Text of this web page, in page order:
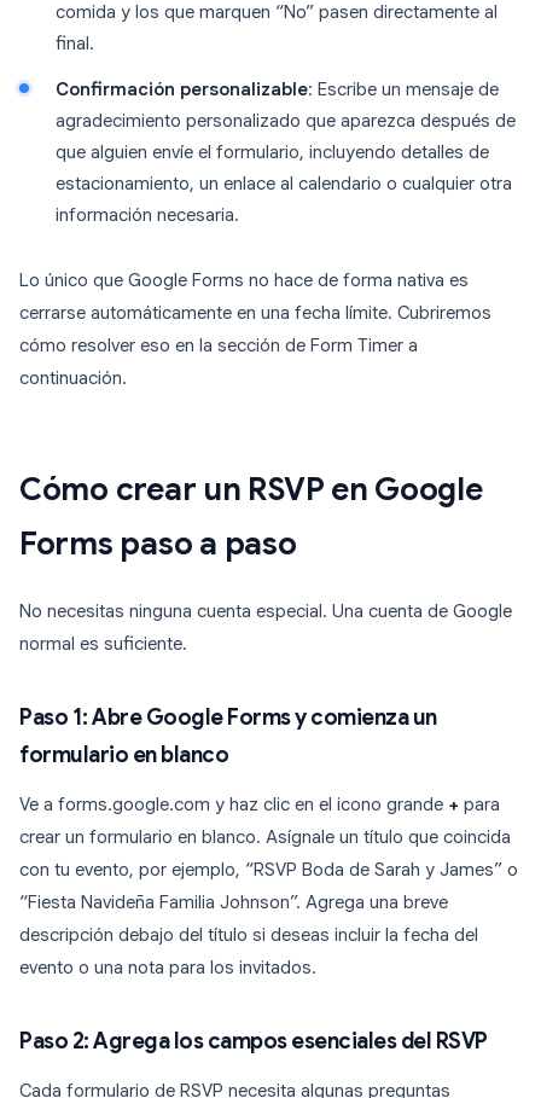
comida y los que marquen “No” pasen directamente al
final.
Confirmación personalizable: Escribe un mensaje de
agradecimiento personalizado que aparezca después de
que alguien envíe el formulario, incluyendo detalles de
estacionamiento, un enlace al calendario o cualquier otra
información necesaria.
Lo único que Google Forms no hace de forma nativa es
cerrarse automáticamente en una fecha límite. Cubriremos
cómo resolver eso en la sección de Form Timer a
continuación.
Cómo crear un RSVP en Google
Forms paso a paso
No necesitas ninguna cuenta especial. Una cuenta de Google
normal es suficiente.
Paso 1: Abre Google Forms y comienza un
formulario en blanco
Ve a forms.google.com y haz clic en el icono grande + para
crear un formulario en blanco. Asígnale un título que coincida
con tu evento, por ejemplo, “RSVP Boda de Sarah y James” o
“Fiesta Navideña Familia Johnson”. Agrega una breve
descripción debajo del título si deseas incluir la fecha del
evento o una nota para los invitados.
Paso 2: Agrega los campos esenciales del RSVP
Cada formulario de RSVP necesita algunas preguntas